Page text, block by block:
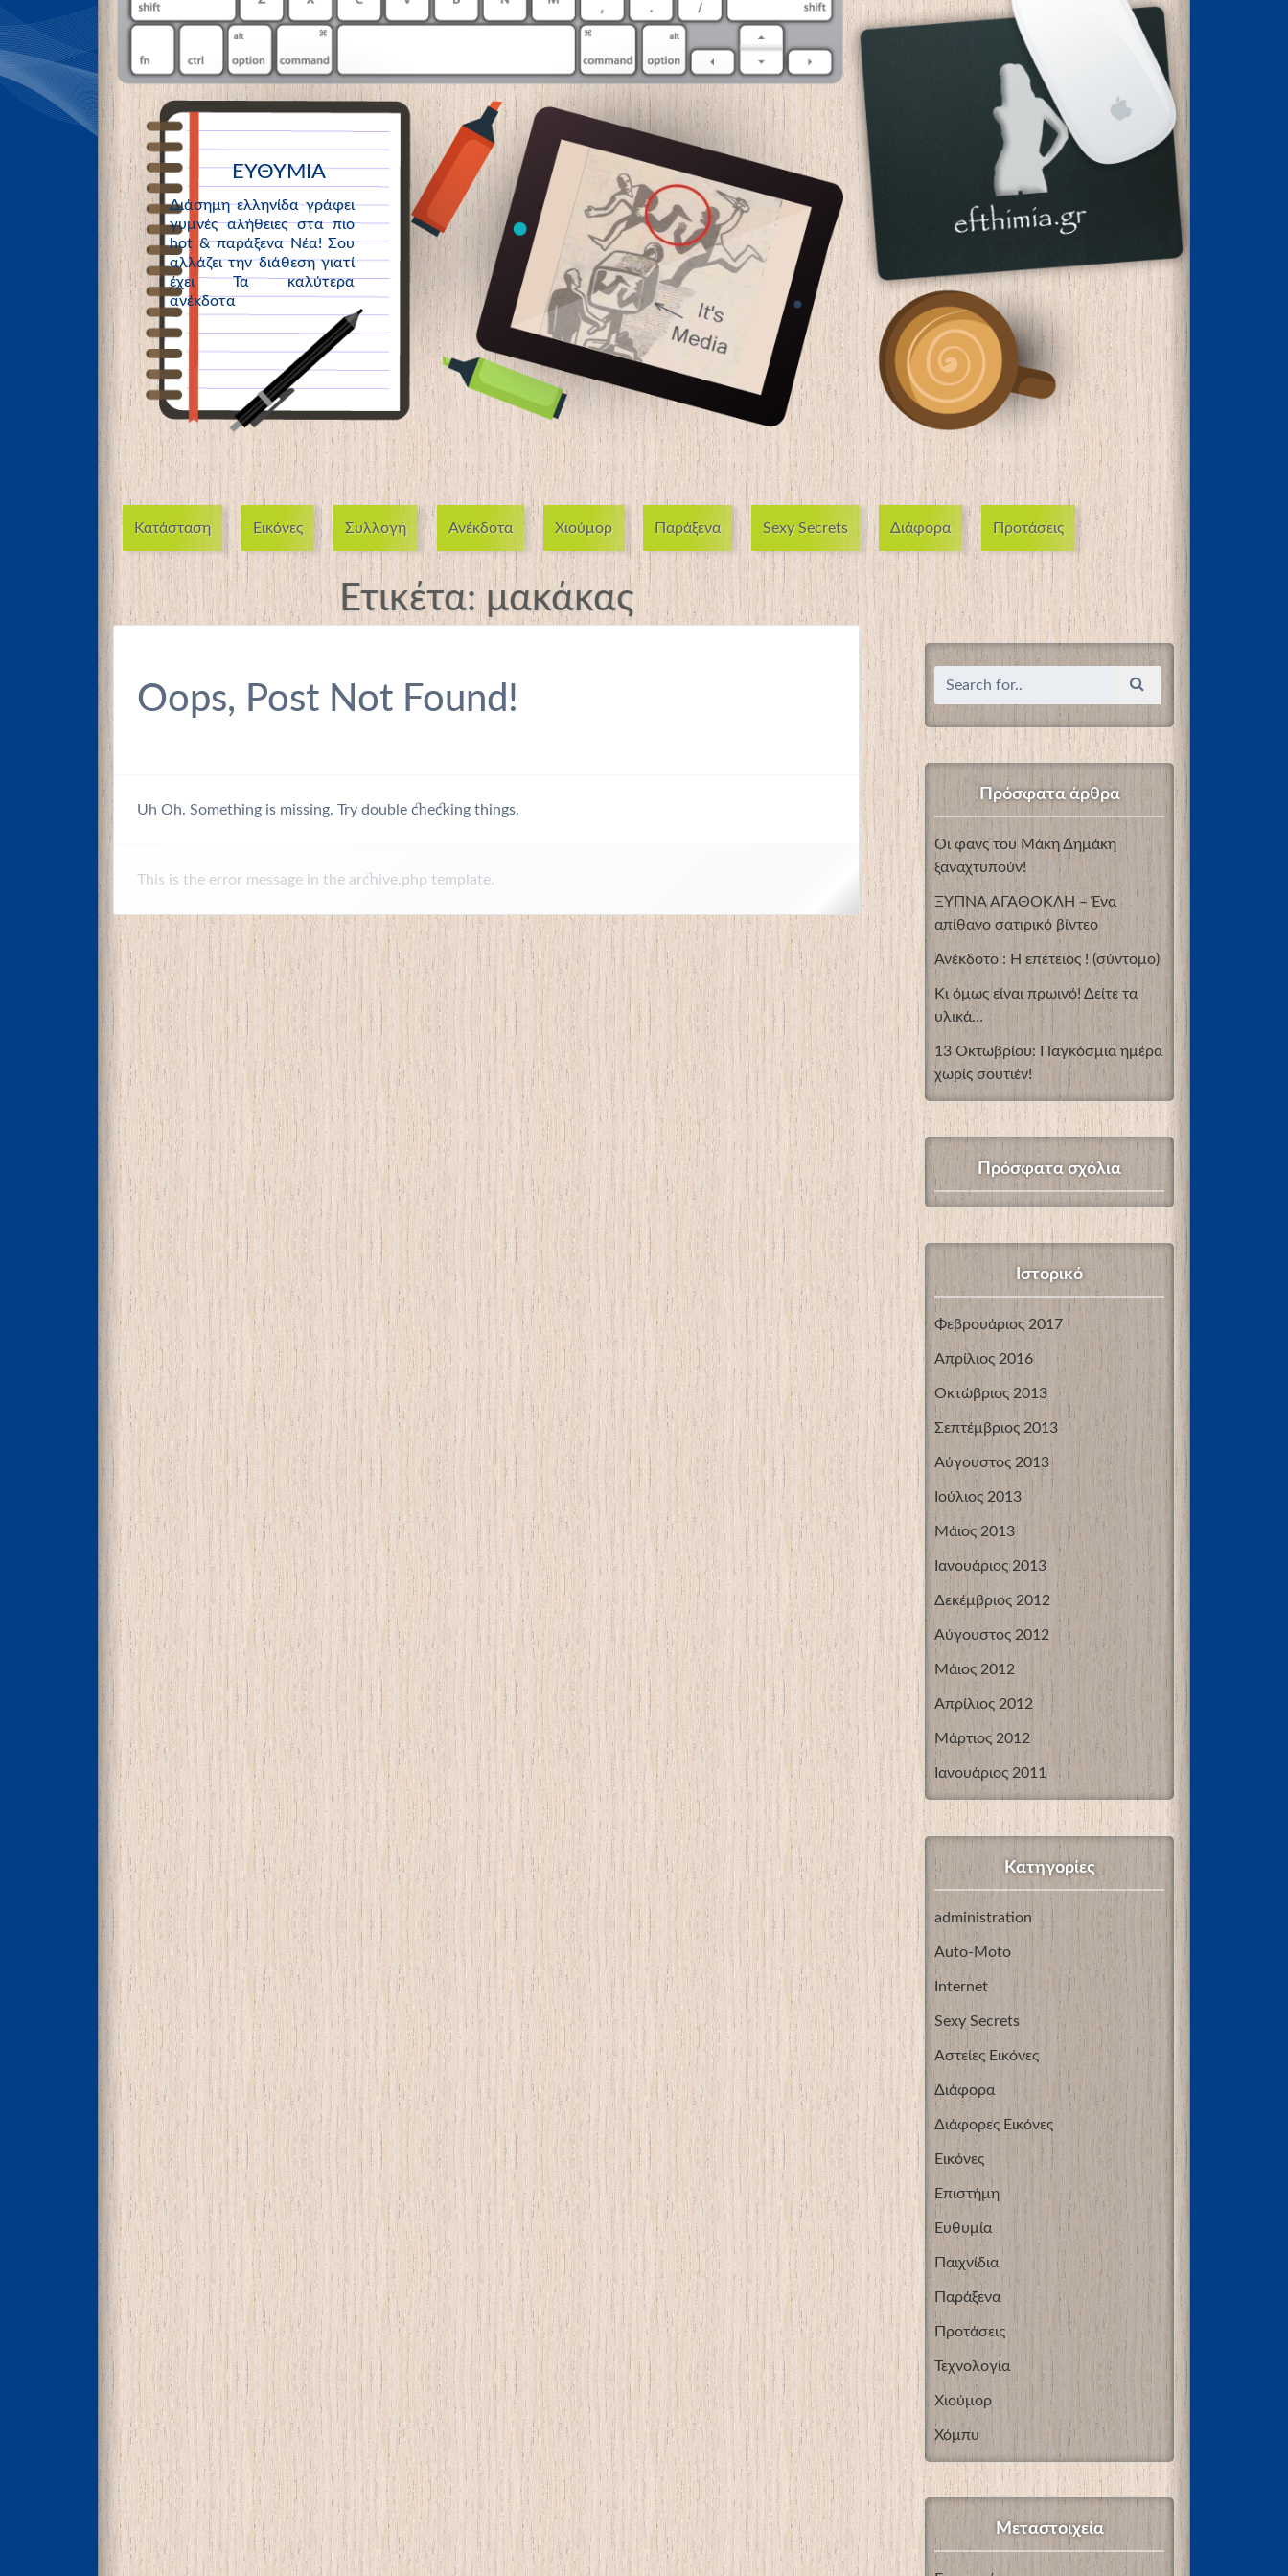
ΕΥΘΥΜΙΑ
Διάσημη ελληνίδα γράφει
γυμνές αλήθειες στα πιο
hot & παράξενα Νέα! Σου
αλλάζει την διάθεση γιατί
έχει Τα καλύτερα
ανέκδοτα
Κατάσταση Εικόνες Συλλογή Ανέκδοτα Χιούμορ Παράξενα Sexy Secrets Διάφορα Προτάσεις
Ετικέτα:μακάκας
Oops, Post Not Found!
Uh Oh. Something is missing. Try double checking things.
This is the error message in the archive.php template.
Πρόσφατα άρθρα
Οι φανς του Μάκη Δημάκη
ξαναχτυπούν!
ΞΥΠΝΑ ΑΓΑΘΟΚΛΗ – Ένα
απίθανο σατιρικό βίντεο
Ανέκδοτο : Η επέτειος ! (σύντομο)
Κι όμως είναι πρωινό! Δείτε τα
υλικά…
13 Οκτωβρίου: Παγκόσμια ημέρα
χωρίς σουτιέν!
Πρόσφατα σχόλια
Ιστορικό
Φεβρουάριος 2017
Απρίλιος 2016
Οκτώβριος 2013
Σεπτέμβριος 2013
Αύγουστος 2013
Ιούλιος 2013
Μάιος 2013
Ιανουάριος 2013
Δεκέμβριος 2012
Αύγουστος 2012
Μάιος 2012
Απρίλιος 2012
Μάρτιος 2012
Ιανουάριος 2011
Kατηγορίες
administration
Auto-Moto
Internet
Sexy Secrets
Αστείες Εικόνες
Διάφορα
Διάφορες Εικόνες
Εικόνες
Επιστήμη
Ευθυμία
Παιχνίδια
Παράξενα
Προτάσεις
Τεχνολογία
Χιούμορ
Χόμπυ
Μεταστοιχεία